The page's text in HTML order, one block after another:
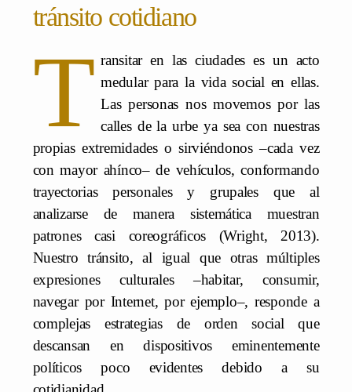
tránsito cotidiano
T ransitar en las ciudades es un acto
medular para la vida social en ellas.
Las personas nos movemos por las
calles de la urbe ya sea con nuestras
propias extremidades o sirviéndonos –cada vez
con mayor ahínco– de vehículos, conformando
trayectorias personales y grupales que al
analizarse de manera sistemática muestran
patrones casi coreográficos (Wright, 2013).
Nuestro tránsito, al igual que otras múltiples
expresiones culturales –habitar, consumir,
navegar por Internet, por ejemplo–, responde a
complejas estrategias de orden social que
descansan en dispositivos eminentemente
políticos poco evidentes debido a su